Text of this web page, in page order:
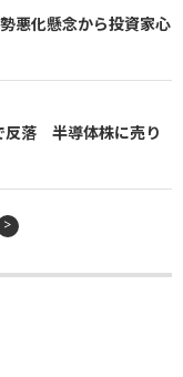
悪化懸念から投資家心
反落 半導体株に売り